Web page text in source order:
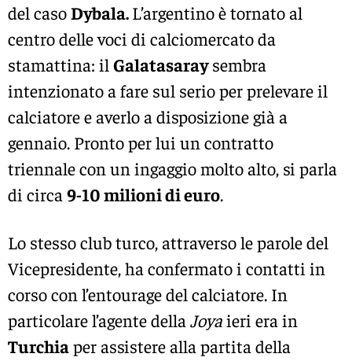
del casoDybala.L’argentino è tornato al
centro delle voci di calciomercato da
stamattina: il Galatasaraysembra
intenzionato a fare sul serio per prelevare il
calciatore e averlo a disposizione già a
gennaio. Pronto per lui un contratto
triennale con un ingaggio molto alto, si parla
di circa 9-10 milioni di euro.
Lo stesso club turco, attraverso le parole del
Vicepresidente, ha confermato i contatti in
corso con l’entourage del calciatore. In
particolare l’agente della Joyaieri era in
Turchiaper assistere alla partita della